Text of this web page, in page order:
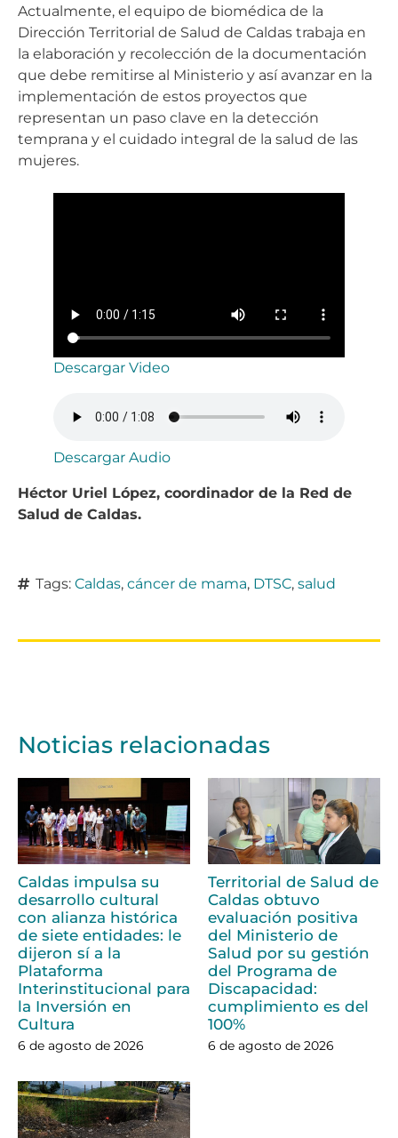
Actualmente, el equipo de biomédica de la
Dirección Territorial de Salud de Caldas trabaja en
la elaboración y recolección de la documentación
que debe remitirse al Ministerio y así avanzar en la
implementación de estos proyectos que
representan un paso clave en la detección
temprana y el cuidado integral de la salud de las
mujeres.
Descargar Video
Descargar Audio
Héctor Uriel López, coordinador de la Red de
Salud de Caldas.
Tags: Caldas, cáncer de mama, DTSC, salud
Noticias relacionadas
Caldas impulsa su
desarrollo cultural
con alianza histórica
de siete entidades: le
dijeron sí a la
Plataforma
Interinstitucional para
la Inversión en
Cultura
6 de agosto de 2026
Territorial de Salud de
Caldas obtuvo
evaluación positiva
del Ministerio de
Salud por su gestión
del Programa de
Discapacidad:
cumplimiento es del
100%
6 de agosto de 2026